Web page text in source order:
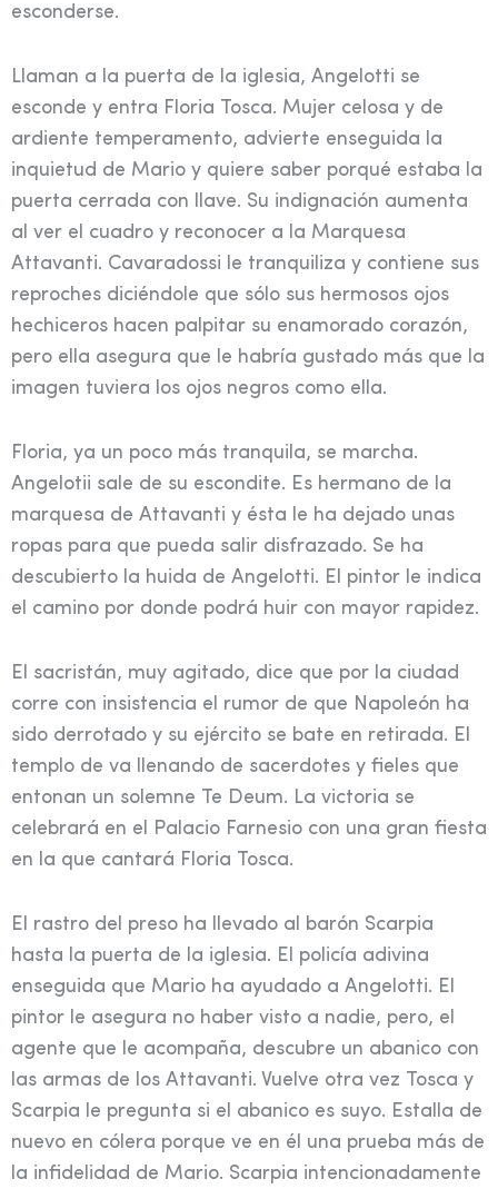
esconderse.
Llaman a la puerta de la iglesia, Angelotti se
esconde y entra Floria Tosca. Mujer celosa y de
ardiente temperamento, advierte enseguida la
inquietud de Mario y quiere saber porqué estaba la
puerta cerrada con llave. Su indignación aumenta
al ver el cuadro y reconocer a la Marquesa
Attavanti. Cavaradossi le tranquiliza y contiene sus
reproches diciéndole que sólo sus hermosos ojos
hechiceros hacen palpitar su enamorado corazón,
pero ella asegura que le habría gustado más que la
imagen tuviera los ojos negros como ella.
Floria, ya un poco más tranquila, se marcha.
Angelotii sale de su escondite. Es hermano de la
marquesa de Attavanti y ésta le ha dejado unas
ropas para que pueda salir disfrazado. Se ha
descubierto la huida de Angelotti. El pintor le indica
el camino por donde podrá huir con mayor rapidez.
El sacristán, muy agitado, dice que por la ciudad
corre con insistencia el rumor de que Napoleón ha
sido derrotado y su ejército se bate en retirada. El
templo de va llenando de sacerdotes y fieles que
entonan un solemne Te Deum. La victoria se
celebrará en el Palacio Farnesio con una gran fiesta
en la que cantará Floria Tosca.
El rastro del preso ha llevado al barón Scarpia
hasta la puerta de la iglesia. El policía adivina
enseguida que Mario ha ayudado a Angelotti. El
pintor le asegura no haber visto a nadie, pero, el
agente que le acompaña, descubre un abanico con
las armas de los Attavanti. Vuelve otra vez Tosca y
Scarpia le pregunta si el abanico es suyo. Estalla de
nuevo en cólera porque ve en él una prueba más de
la infidelidad de Mario. Scarpia intencionadamente